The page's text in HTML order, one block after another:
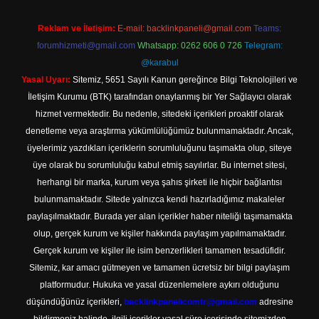
Reklam ve İletişim: E-mail: backlinkpaneli@gmail.com Teams:
forumhizmeti@gmail.com Whatsapp: 0262 606 0 726 Telegram:
@karabul
Yasal Uyarı: Sitemiz, 5651 Sayılı Kanun gereğince Bilgi Teknolojileri ve
İletişim Kurumu (BTK) tarafından onaylanmış bir Yer Sağlayıcı olarak
hizmet vermektedir. Bu nedenle, sitedeki içerikleri proaktif olarak
denetleme veya araştırma yükümlülüğümüz bulunmamaktadır. Ancak,
üyelerimiz yazdıkları içeriklerin sorumluluğunu taşımakta olup, siteye
üye olarak bu sorumluluğu kabul etmiş sayılırlar. Bu internet sitesi,
herhangi bir marka, kurum veya şahıs şirketi ile hiçbir bağlantısı
bulunmamaktadır. Sitede yalnızca kendi hazırladığımız makaleler
paylaşılmaktadır. Burada yer alan içerikler haber niteliği taşımamakta
olup, gerçek kurum ve kişiler hakkında paylaşım yapılmamaktadır.
Gerçek kurum ve kişiler ile isim benzerlikleri tamamen tesadüfidir.
Sitemiz, kar amacı gütmeyen ve tamamen ücretsiz bir bilgi paylaşım
platformudur. Hukuka ve yasal düzenlemelere aykırı olduğunu
düşündüğünüz içerikleri, backlinkpanelicomtr@gmail.com adresine